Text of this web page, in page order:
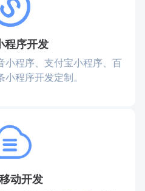
程序开发
小程序、支付宝小程序、百
程序开发定制。
动开发